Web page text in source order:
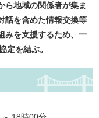
ら地域の関係者が集ま
話を含めた情報交換等
みを支援するため、一
定を結ぶ。